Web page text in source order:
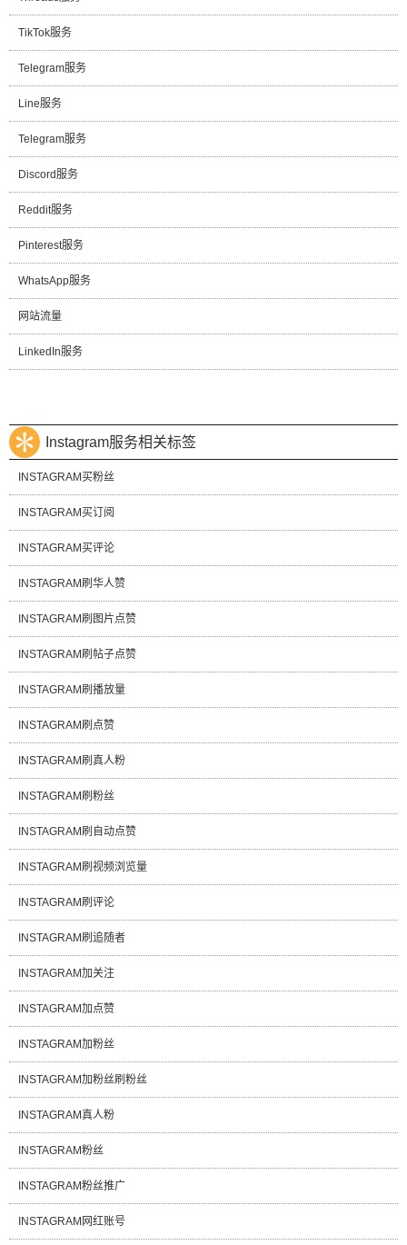
TikTok服务
Telegram服务
Line服务
Telegram服务
Discord服务
Reddit服务
Pinterest服务
WhatsApp服务
网站流量
LinkedIn服务
Instagram服务相关标签
INSTAGRAM买粉丝
INSTAGRAM买订阅
INSTAGRAM买评论
INSTAGRAM刷华人赞
INSTAGRAM刷图片点赞
INSTAGRAM刷帖子点赞
INSTAGRAM刷播放量
INSTAGRAM刷点赞
INSTAGRAM刷真人粉
INSTAGRAM刷粉丝
INSTAGRAM刷自动点赞
INSTAGRAM刷视频浏览量
INSTAGRAM刷评论
INSTAGRAM刷追随者
INSTAGRAM加关注
INSTAGRAM加点赞
INSTAGRAM加粉丝
INSTAGRAM加粉丝刷粉丝
INSTAGRAM真人粉
INSTAGRAM粉丝
INSTAGRAM粉丝推广
INSTAGRAM网红账号